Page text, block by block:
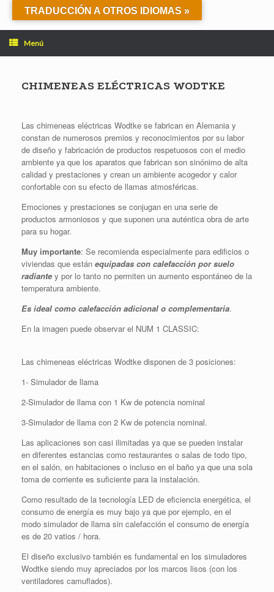
contenido
Menú
CHIMENEAS ELÉCTRICAS WODTKE
Las chimeneas eléctricas Wodtke se fabrican en Alemania y
constan de numerosos premios y reconocimientos por su labor
de diseño y fabricación de productos respetuosos con el medio
ambiente ya que los aparatos que fabrican son sinónimo de alta
calidad y prestaciones y crean un ambiente acogedor y calor
confortable con su efecto de llamas atmosféricas.
Emociones y prestaciones se conjugan en una serie de
productos armoniosos y que suponen una auténtica obra de arte
para su hogar.
Muy importante: Se recomienda especialmente para edificios o
viviendas que están equipadas con calefacción por suelo
radiante y por lo tanto no permiten un aumento espontáneo de la
temperatura ambiente.
Es ideal como calefacción adicional o complementaria.
En la imagen puede observar el NUM 1 CLASSIC:
Las chimeneas eléctricas Wodtke disponen de 3 posiciones:
1- Simulador de llama
2-Simulador de llama con 1 Kw de potencia nominal
3-Simulador de llama con 2 Kw de potencia nominal.
Las aplicaciones son casi ilimitadas ya que se pueden instalar
en diferentes estancias como restaurantes o salas de todo tipo,
en el salón, en habitaciones o incluso en el baño ya que una sola
toma de corriente es suficiente para la instalación.
Como resultado de la tecnología LED de eficiencia energética, el
consumo de energía es muy bajo ya que por ejemplo, en el
modo simulador de llama sin calefacción el consumo de energía
es de 20 vatios / hora.
El diseño exclusivo también es fundamental en los simuladores
Wodtke siendo muy apreciados por los marcos lisos (con los
ventiladores camuflados).
TRADUCCIÓN A OTROS IDIOMAS »